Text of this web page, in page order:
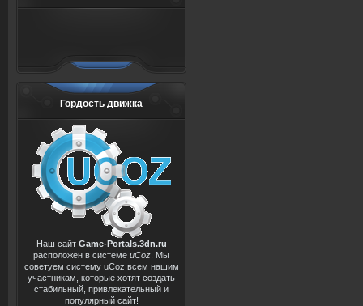
Гордость движка
Наш сайт Game-Portals.3dn.ru
расположен в системе uCoz . Мы
советуем систему uCoz всем нашим
участникам, которые хотят создать
стабильный, привлекательный и
популярный сайт!